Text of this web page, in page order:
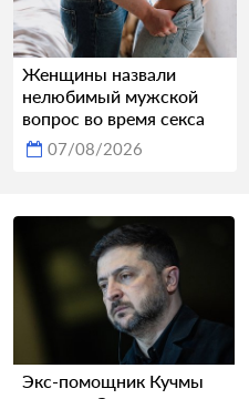
Женщины назвали
нелюбимый мужской
вопрос во время секса
07/08/2026
Экс-помощник Кучмы